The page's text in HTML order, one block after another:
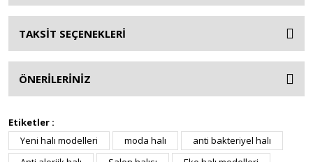
TAKSİT SEÇENEKLERİ
ÖNERİLERİNİZ
Etiketler :
Yeni halı modelleri
moda halı
anti bakteriyel halı